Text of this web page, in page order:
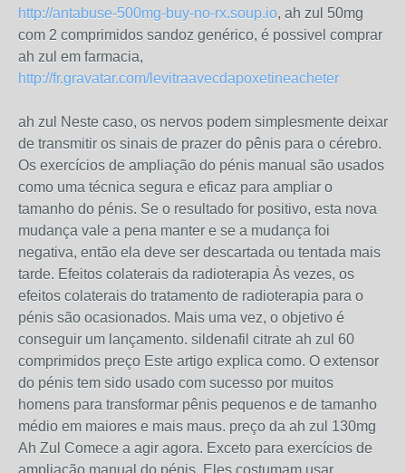
http://antabuse-500mg-buy-no-rx.soup.io, ah zul 50mg
com 2 comprimidos sandoz genérico, é possivel comprar
ah zul em farmacia,
http://fr.gravatar.com/levitraavecdapoxetineacheter
ah zul Neste caso, os nervos podem simplesmente deixar
de transmitir os sinais de prazer do pênis para o cérebro.
Os exercícios de ampliação do pénis manual são usados ​​
como uma técnica segura e eficaz para ampliar o
tamanho do pénis. Se o resultado for positivo, esta nova
mudança vale a pena manter e se a mudança foi
negativa, então ela deve ser descartada ou tentada mais
tarde. Efeitos colaterais da radioterapia Às vezes, os
efeitos colaterais do tratamento de radioterapia para o
pénis são ocasionados. Mais uma vez, o objetivo é
conseguir um lançamento. sildenafil citrate ah zul 60
comprimidos preço Este artigo explica como. O extensor
do pénis tem sido usado com sucesso por muitos
homens para transformar pênis pequenos e de tamanho
médio em maiores e mais maus. preço da ah zul 130mg
Ah Zul Comece a agir agora. Exceto para exercícios de
ampliação manual do pénis. Eles costumam usar